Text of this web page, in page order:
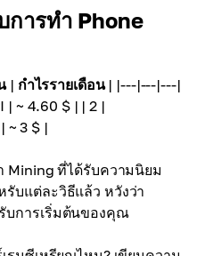
ารทำ Phone
| กำไรรายเดือน| |---|---|---|
| ~ 4.60 $ | | 2 |
~ 3 $ |
Mining ที่ได้รับความนิยม
บแต่ละวิธีแล้ว หวังว่า
บการเริ่มต้นของคุณ